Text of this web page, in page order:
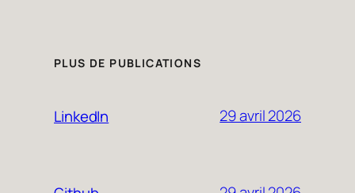
PLUS DE PUBLICATIONS
LinkedIn 29 avril 2026